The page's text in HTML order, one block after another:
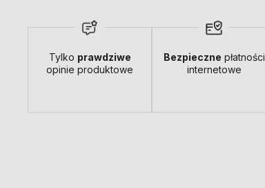
Tylko prawdziwe
opinie produktowe
Bezpieczne płatności
internetowe